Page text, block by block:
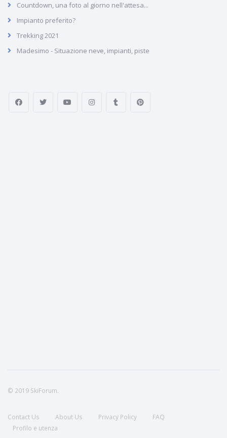
Countdown, una foto al giorno nell'attesa...
Impianto preferito?
Trekking 2021
Madesimo - Situazione neve, impianti, piste
© 2019 SkiForum.
Contact Us About Us Privacy Policy
FAQ
Profilo e utenza